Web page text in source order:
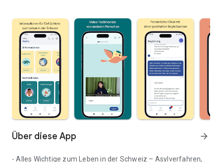
Über diese App arrow_forward
- Alles Wichtige zum Leben in der Schweiz – Asylverfahren,